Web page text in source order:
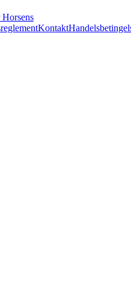
Kontakt